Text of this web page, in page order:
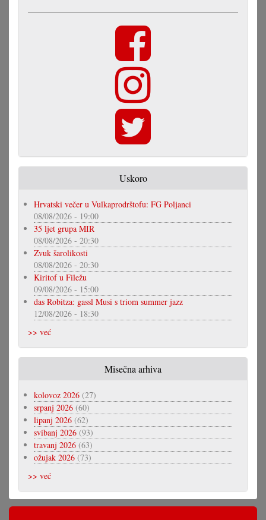
Uskoro
Hrvatski večer u Vulkaprodrštofu: FG Poljanci
08/08/2026 - 19:00
35 ljet grupa MIR
08/08/2026 - 20:30
Zvuk šarolikosti
08/08/2026 - 20:30
Kiritof u Filežu
09/08/2026 - 15:00
das Robitza: gassl Musi s triom summer jazz
12/08/2026 - 18:30
>> već
Misečna arhiva
kolovoz 2026 (27)
srpanj 2026 (60)
lipanj 2026 (62)
svibanj 2026 (93)
travanj 2026 (63)
ožujak 2026 (73)
>> već